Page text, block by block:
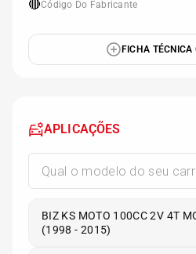
🔴Código Do Fabricante
FICHA TÉCNICA
APLICAÇÕES
BIZ KS MOTO 100CC 2V 4T
(1998 - 2015)